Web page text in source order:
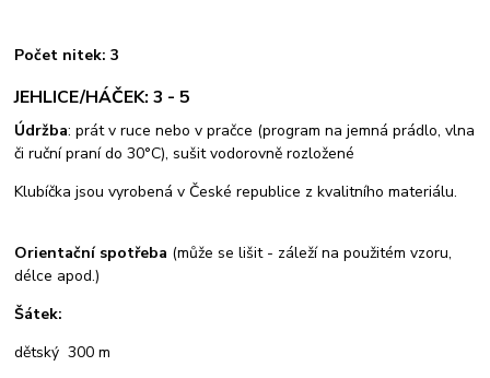
Počet nitek: 3
JEHLICE/HÁČEK: 3 - 5
Údržba: prát v ruce nebo v pračce (program na jemná prádlo, vlna
či ruční praní do 30°C), sušit vodorovně rozložené
Klubíčka jsou vyrobená v České republice z kvalitního materiálu.
Orientační spotřeba (může se lišit - záleží na použitém vzoru,
délce apod.)
Šátek:
dětský 300 m